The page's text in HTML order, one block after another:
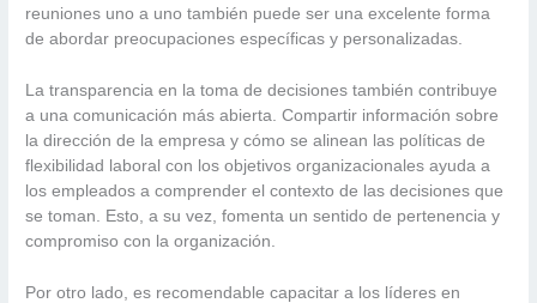
reuniones uno a uno también puede ser una excelente forma
de abordar preocupaciones específicas y personalizadas.
La transparencia en la toma de decisiones también contribuye
a una comunicación más abierta. Compartir información sobre
la dirección de la empresa y cómo se alinean las políticas de
flexibilidad laboral con los objetivos organizacionales ayuda a
los empleados a comprender el contexto de las decisiones que
se toman. Esto, a su vez, fomenta un sentido de pertenencia y
compromiso con la organización.
Por otro lado, es recomendable capacitar a los líderes en